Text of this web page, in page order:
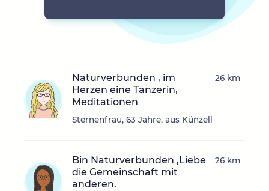
Naturverbunden , im
Herzen eine Tänzerin,
Meditationen
Sternenfrau, 63 Jahre, aus Künzell
26 km
Bin Naturverbunden ,Liebe
die Gemeinschaft mit
anderen.
26 km